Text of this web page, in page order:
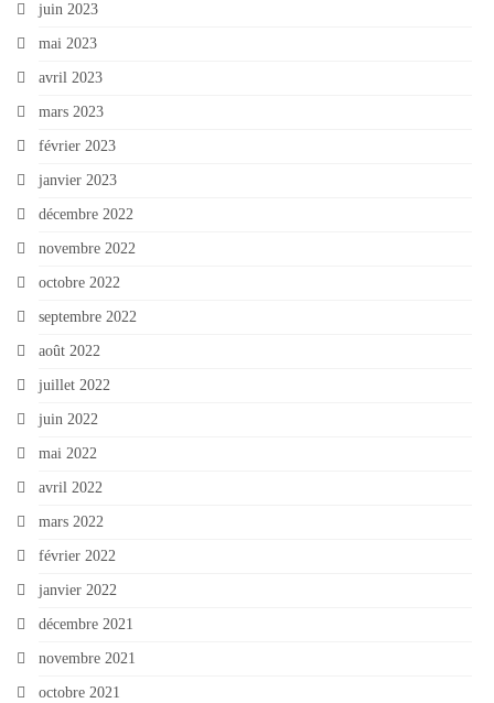
juin 2023
mai 2023
avril 2023
mars 2023
février 2023
janvier 2023
décembre 2022
novembre 2022
octobre 2022
septembre 2022
août 2022
juillet 2022
juin 2022
mai 2022
avril 2022
mars 2022
février 2022
janvier 2022
décembre 2021
novembre 2021
octobre 2021